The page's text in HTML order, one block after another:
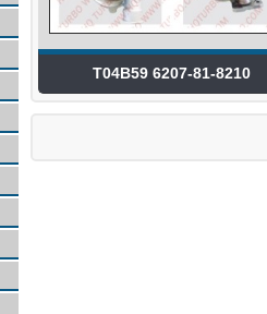
T04B59 6207-81-8210